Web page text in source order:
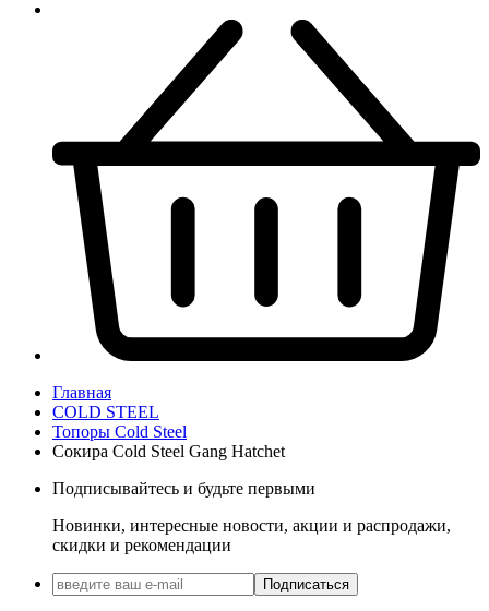
Главная
COLD STEEL
Топоры Cold Steel
Сокира Cold Steel Gang Hatchet
Подписывайтесь и будьте первыми
Новинки, интересные новости, акции и распродажи,
скидки и рекомендации
Подписаться